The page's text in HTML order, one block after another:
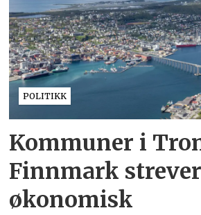
POLITIKK
Kommuner i
Finnmark strever
økonomisk